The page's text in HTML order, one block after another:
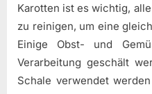
Karotten ist es wichtig,
zu reinigen, um eine
Einige Obst- und
Verarbeitung geschält
Schale verwendet